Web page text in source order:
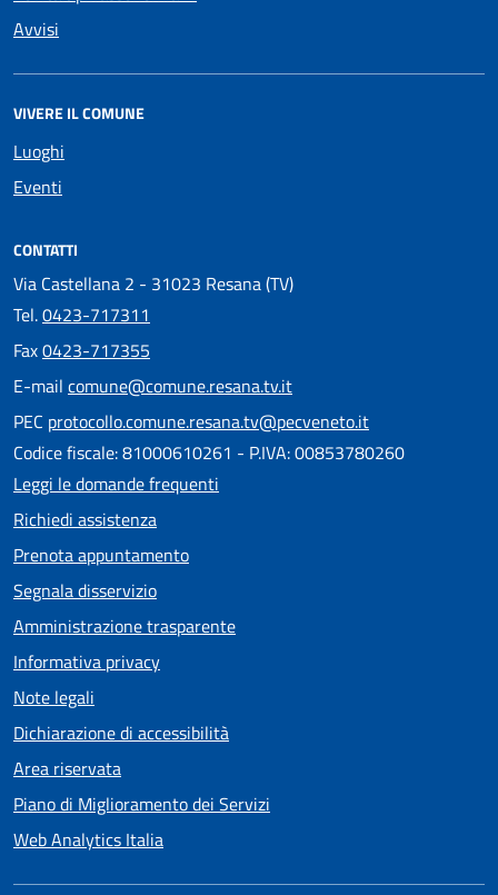
Avvisi
VIVERE IL COMUNE
Luoghi
Eventi
CONTATTI
Via Castellana 2 - 31023 Resana (TV)
Tel.0423-717311
Fax0423-717355
E-mail comune@comune.resana.tv.it
PEC protocollo.comune.resana.tv@pecveneto.it
Codice fiscale: 81000610261 - P.IVA: 00853780260
Leggi le domande frequenti
Richiedi assistenza
Prenota appuntamento
Segnala disservizio
Amministrazione trasparente
Informativa privacy
Note legali
Dichiarazione di accessibilità
Area riservata
Piano di Miglioramento dei Servizi
Web Analytics Italia